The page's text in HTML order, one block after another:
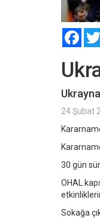
24 Şubat
30 gün
OHAL
Sokağa